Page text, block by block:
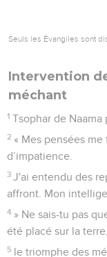
Seuls les Évangiles sont
Intervention
méchant
1 Tsophar de
2 « Mes pensées
d’impatience.
3 J'ai entendu des
affront. Mon
4 » Ne sais-tu pas
été placé sur la terre,
5 le triomphe des